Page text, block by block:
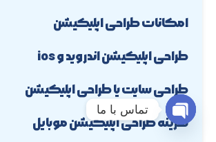
امکانات طراحی اپلیکیشن
طراحی اپلیکیشن اندروید و ios
طراحی سایت یا طراحی اپلیکیشن
هزینه طراحی اپلیکیشن موبایل
تماس با ما
Open chaty